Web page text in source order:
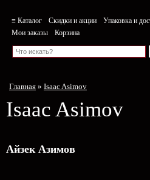
≡ Каталог Скидки и акции Упаковка и
Мои заказы
Корзина
Главная » Isaac Asimov
Isaac Asimov
Айзек Азимов